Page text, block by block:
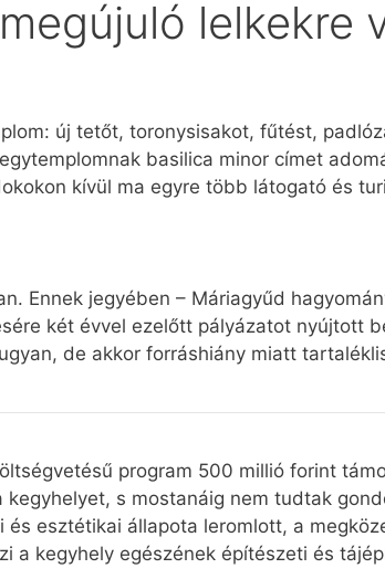
lelkekre
új tetőt, toronysisakot, fűtést,
basilica minor címet
kívül ma egyre több látogató és
Ennek jegyében – Máriagyűd
két évvel ezelőtt pályázatot nyújtott
de akkor forráshiány miatt
program 500 millió forint
s mostanáig nem tudtak
esztétikai állapota leromlott, a
a kegyhely egészének építészeti és